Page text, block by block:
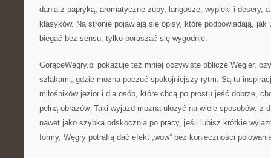
dania z papryką, aromatyczne zupy, langosze, wypieki i desery,
klasyków. Na stronie pojawiają się opisy, które podpowiadają, jak
biegać bez sensu, tylko poruszać się wygodnie.
GorąceWęgry.pl pokazuje też mniej oczywiste oblicze Węgier,
szlakami, gdzie można poczuć spokojniejszy rytm. Są tu
miłośników jezior i dla osób, które chcą po prostu jeść dobrze,
pełną obrazów. Taki wyjazd można ułożyć na wiele sposobów: z
nawet jako szybka odskocznia po pracy, jeśli lubisz krótkie
formy, Węgry potrafią dać efekt „wow” bez konieczności